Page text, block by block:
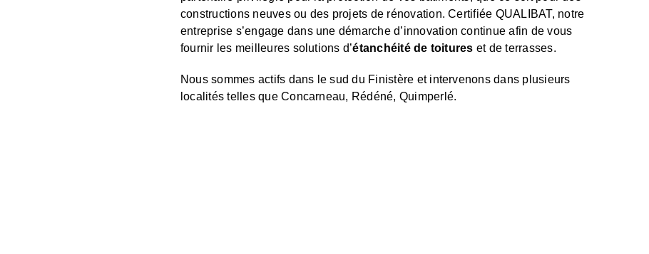
constructions neuves ou des projets de rénovation. Certifiée QUALIBAT, notre
entreprise s’engage dans une démarche d’innovation continue afin de vous
fournir les meilleures solutions d’étanchéité de toitures et de terrasses.
Nous sommes actifs dans le sud du Finistère et intervenons dans plusieurs
localités telles que Concarneau, Rédéné, Quimperlé.